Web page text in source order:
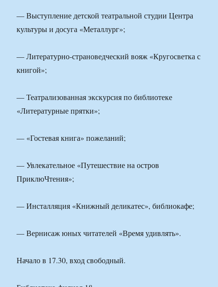
— Выступление детской театральной студии Центра
культуры и досуга «Металлург»;
— Литературно-страноведческий вояж «Кругосветка с
книгой»;
— Театрализованная экскурсия по библиотеке
«Литературные прятки»;
— «Гостевая книга» пожеланий;
— Увлекательное «Путешествие на остров
ПриклюЧтения»;
— Инсталляция «Книжный деликатес», библиокафе;
— Вернисаж юных читателей «Время удивлять».
Начало в 17.30, вход свободный.